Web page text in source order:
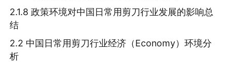
2.1.8 政策环境对中国日常用剪刀行业发展的影响总
结
2.2 中国日常用剪刀行业经济（Economy）环境分
析